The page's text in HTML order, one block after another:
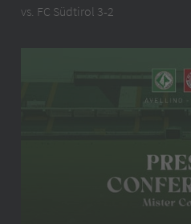
vs. FC Südtirol 3-2